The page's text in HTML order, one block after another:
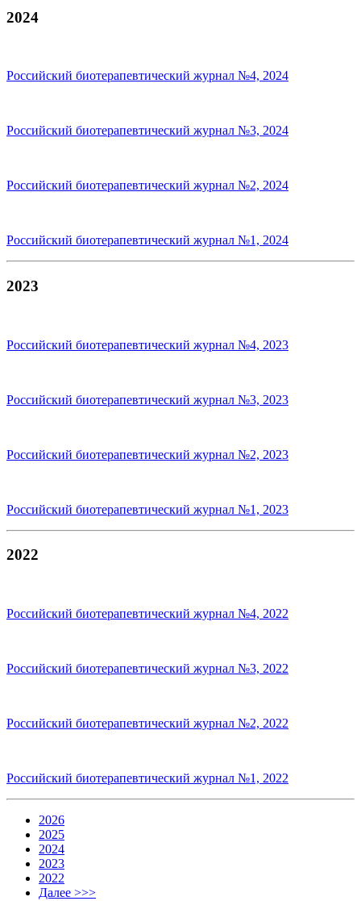
2024
Российский биотерапевтический журнал №4, 2024
Российский биотерапевтический журнал №3, 2024
Российский биотерапевтический журнал №2, 2024
Российский биотерапевтический журнал №1, 2024
2023
Российский биотерапевтический журнал №4, 2023
Российский биотерапевтический журнал №3, 2023
Российский биотерапевтический журнал №2, 2023
Российский биотерапевтический журнал №1, 2023
2022
Российский биотерапевтический журнал №4, 2022
Российский биотерапевтический журнал №3, 2022
Российский биотерапевтический журнал №2, 2022
Российский биотерапевтический журнал №1, 2022
2026
2025
2024
2023
2022
Далее >>>